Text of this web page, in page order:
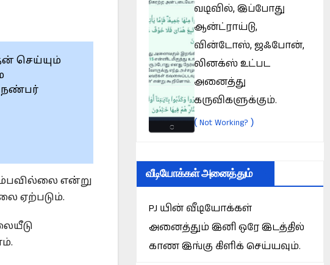
செய்யும்
நண்பர்
என்று
ஏற்படும்.
வடிவில், இப்போது
ஆன்ட்ராய்டு,
வின்டோஸ், ஜஃபோன்,
லினக்ஸ் உட்பட
அனைத்து
கருவிகளுக்கும்.
(Not Working? )
வீடியோக்கள் அனைத்தும்
PJ யின் வீடியோக்கள்
அனைத்தும் இனி ஒரே இடத்தில்
காண இங்கு கிளிக் செய்யவும்.